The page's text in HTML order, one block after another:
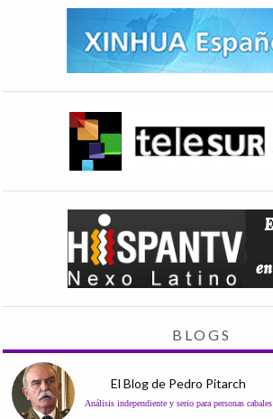
BLOGS
El Blog de Pedro Pitarch
Análisis independiente y serio para personas cabales